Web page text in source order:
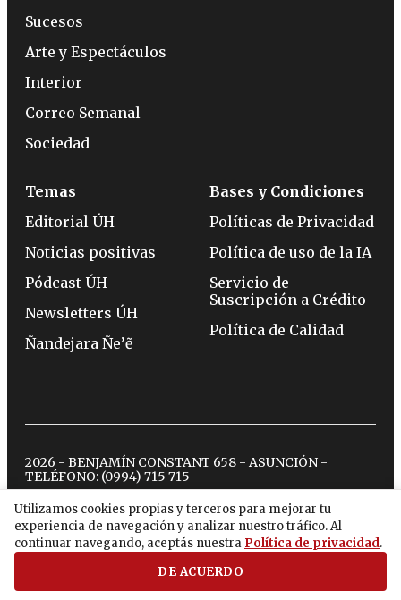
Utilizamos cookies propias y terceros para mejorar tu
experiencia de navegación y analizar nuestro tráfico. Al
continuar navegando, aceptás nuestra Política de privacidad.
DE ACUERDO
Sucesos
Arte y Espectáculos
Interior
Correo Semanal
Sociedad
Temas
Editorial ÚH
Noticias positivas
Pódcast ÚH
Newsletters ÚH
Ñandejara Ñe’ẽ
Bases y Condiciones
Políticas de Privacidad
Política de uso de la IA
Servicio de
Suscripción a Crédito
Política de Calidad
2026 - BENJAMÍN CONSTANT 658 - ASUNCIÓN -
TELÉFONO: (0994) 715 715
twitterinstagram
facebook
tiktokyoutubespotify